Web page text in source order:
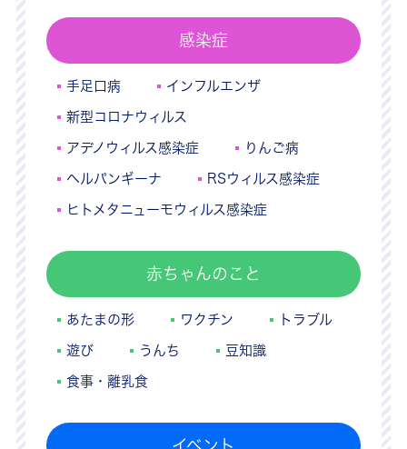
感染症
手足口病 インフルエンザ
新型コロナウィルス
アデノウィルス感染症 りんご病
ヘルパンギーナ RSウィルス感染症
ヒトメタニューモウィルス感染症
赤ちゃんのこと
あたまの形 ワクチン トラブル
遊び うんち 豆知識
食事・離乳食
イベント